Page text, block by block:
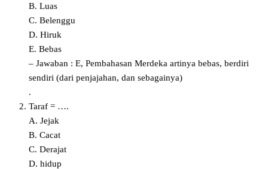
B. Luas
C. Belenggu
D. Hiruk
E. Bebas
– Jawaban : E, Pembahasan Merdeka artinya bebas, berdiri
sendiri (dari penjajahan, dan sebagainya)
.
Taraf = ….
A. Jejak
B. Cacat
C. Derajat
D. hidup